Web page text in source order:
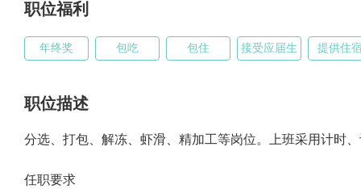
职位福利
年终奖 包吃 包住 接受应届生 提供住
职位描述
分选、打包、解冻、虾滑、精加工等岗位。上班采用计时
任职要求